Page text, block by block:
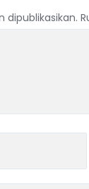
dipublikasikan.